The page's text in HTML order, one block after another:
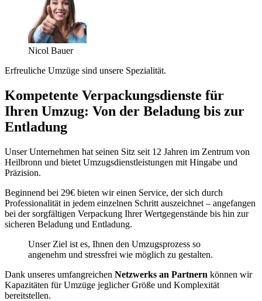
Nicol Bauer
Erfreuliche Umzüge sind unsere Spezialität.
Kompetente Verpackungsdienste für
Ihren Umzug: Von der Beladung bis zur
Entladung
Unser Unternehmen hat seinen Sitz seit 12 Jahren im Zentrum von
Heilbronn und bietet Umzugsdienstleistungen mit Hingabe und
Präzision.
Beginnend bei 29€ bieten wir einen Service, der sich durch
Professionalität in jedem einzelnen Schritt auszeichnet – angefangen
bei der sorgfältigen Verpackung Ihrer Wertgegenstände bis hin zur
sicheren Beladung und Entladung.
Unser Ziel ist es, Ihnen den Umzugsprozess so
angenehm und stressfrei wie möglich zu gestalten.
Dank unseres umfangreichen Netzwerks an Partnern können wir
Kapazitäten für Umzüge jeglicher Größe und Komplexität
bereitstellen.